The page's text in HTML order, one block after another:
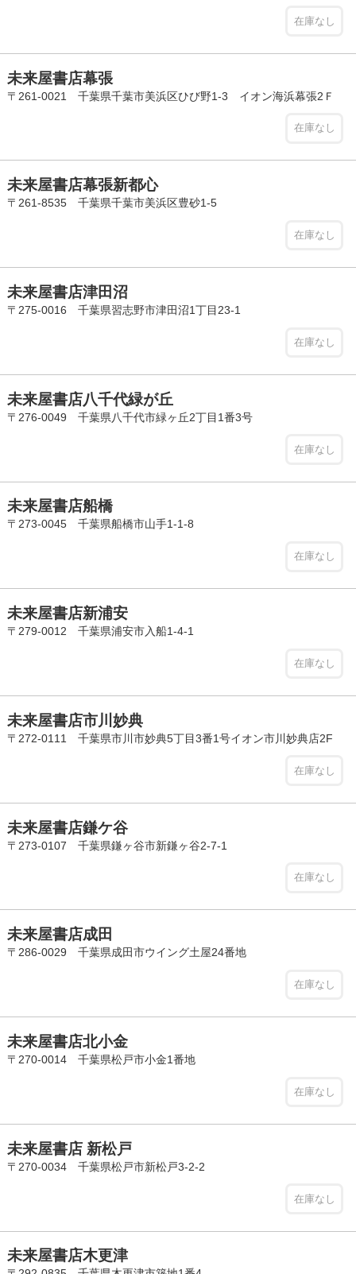
在庫なし
未来屋書店幕張
〒261-0021 千葉県千葉市美浜区ひび野1-3 イオン海浜幕張2Ｆ
在庫なし
未来屋書店幕張新都心
〒261-8535 千葉県千葉市美浜区豊砂1-5
在庫なし
未来屋書店津田沼
〒275-0016 千葉県習志野市津田沼1丁目23-1
在庫なし
未来屋書店八千代緑が丘
〒276-0049 千葉県八千代市緑ヶ丘2丁目1番3号
在庫なし
未来屋書店船橋
〒273-0045 千葉県船橋市山手1-1-8
在庫なし
未来屋書店新浦安
〒279-0012 千葉県浦安市入船1-4-1
在庫なし
未来屋書店市川妙典
〒272-0111 千葉県市川市妙典5丁目3番1号イオン市川妙典店2F
在庫なし
未来屋書店鎌ケ谷
〒273-0107 千葉県鎌ヶ谷市新鎌ヶ谷2-7-1
在庫なし
未来屋書店成田
〒286-0029 千葉県成田市ウイング土屋24番地
在庫なし
未来屋書店北小金
〒270-0014 千葉県松戸市小金1番地
在庫なし
未来屋書店 新松戸
〒270-0034 千葉県松戸市新松戸3-2-2
在庫なし
未来屋書店木更津